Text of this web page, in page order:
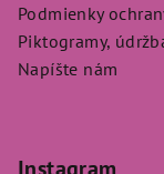
Podmienky
Piktogramy,
Napíšte nám